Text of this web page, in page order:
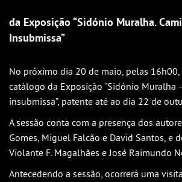
Outlook
Yahoo! Calendar
da Exposição “Sidónio Muralha.
Insubmissa”
No próximo dia 20 de maio, pelas 16h00,
catálogo da Exposição “Sidónio Muralha
insubmissa”, patente até ao dia 22 de
A sessão conta com a presença dos
Gomes, Miguel Falcão e David Santos, e
Violante F. Magalhães e José Raimundo
Antecedendo a sessão, ocorrerá uma